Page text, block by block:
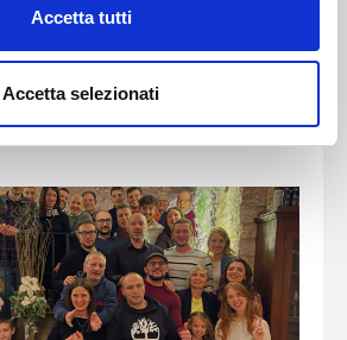
Accetta tutti
Accetta selezionati
Dps Solving ha organizzato il
nella sede di Cologna Veneta.